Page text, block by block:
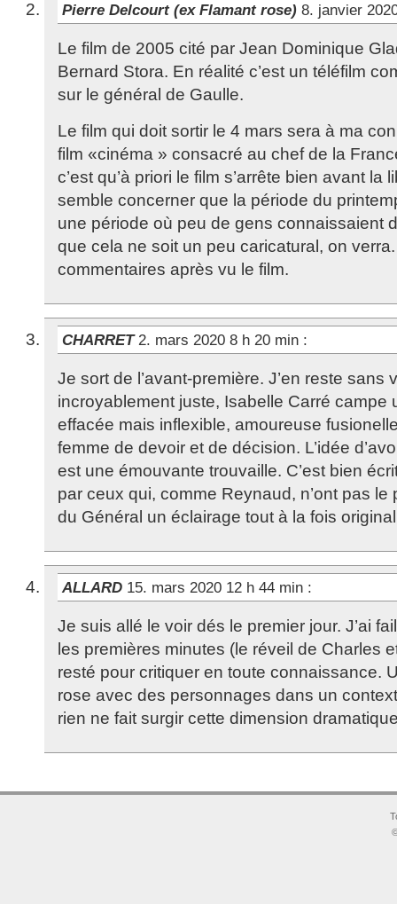
Pierre Delcourt (ex Flamant rose) 8. janvier
Le film de 2005 cité par Jean Dominique
Bernard Stora. En réalité c’est un téléfilm
sur le général de Gaulle.
Le film qui doit sortir le 4 mars sera à ma
film «cinéma » consacré au chef de la
c’est qu’à priori le film s’arrête bien avant la
semble concerner que la période du
une période où peu de gens connaissaient
que cela ne soit un peu caricatural, on
commentaires après vu le film.
CHARRET2. mars 2020 8 h 20 min :
Je sort de l’avant-première. J’en reste sans
incroyablement juste, Isabelle Carré campe
effacée mais inflexible, amoureuse
femme de devoir et de décision. L’idée
est une émouvante trouvaille. C’est bien
par ceux qui, comme Reynaud, n’ont pas
du Général un éclairage tout à la fois
ALLARD 15. mars 2020 12 h 44 min :
Je suis allé le voir dés le premier jour. J’ai
les premières minutes (le réveil de Charles
resté pour critiquer en toute connaissance.
rose avec des personnages dans un
rien ne fait surgir cette dimension